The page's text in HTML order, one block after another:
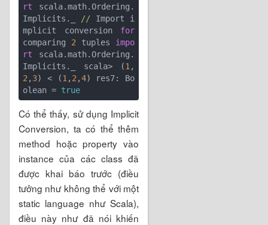
rt scala.math.Ordering.
Implicits._
// Import i
mplicit conversion for
comparing 2 tuples impo
rt scala.math.Ordering.
Implicits._ scala> (1 ,
2 , 3) < (1 , 2 ,4) res7: Bo
olean = true
Có thể thấy, sử dụng Implicit
Conversion, ta có thể thêm
method hoặc property vào
instance của các class đã
được khai báo trước (điều
tưởng như không thể với một
static language như Scala),
điều này như đã nói khiến